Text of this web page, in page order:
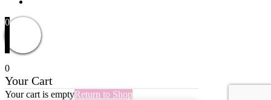
0
0
Your Cart
Your cart is emptyReturn to Shop